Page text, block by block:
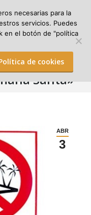
Search:
Santa»
ABR
3
necesarias para la
servicios. Puedes
en el botón de "política
de cookies